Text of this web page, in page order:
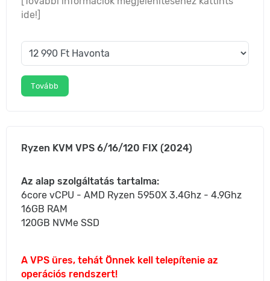
ide!]
Tovább
Ryzen KVM VPS 6/16/120 FIX (2024)
Az alap szolgáltatás tartalma:
6core vCPU - AMD Ryzen 5950X 3.4Ghz - 4.9Ghz
16GB RAM
120GB NVMe SSD
A VPS üres, tehát Önnek kell telepítenie az
operációs rendszert!